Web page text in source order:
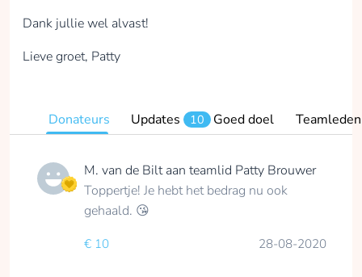
Dank jullie wel alvast!
Lieve groet, Patty
Donateurs Updates 10 Goed doel Teamleden
M. van de Biltaan teamlid Patty Brouwer
Toppertje! Je hebt het bedrag nu ook
gehaald. 😘
€ 10 28-08-2020